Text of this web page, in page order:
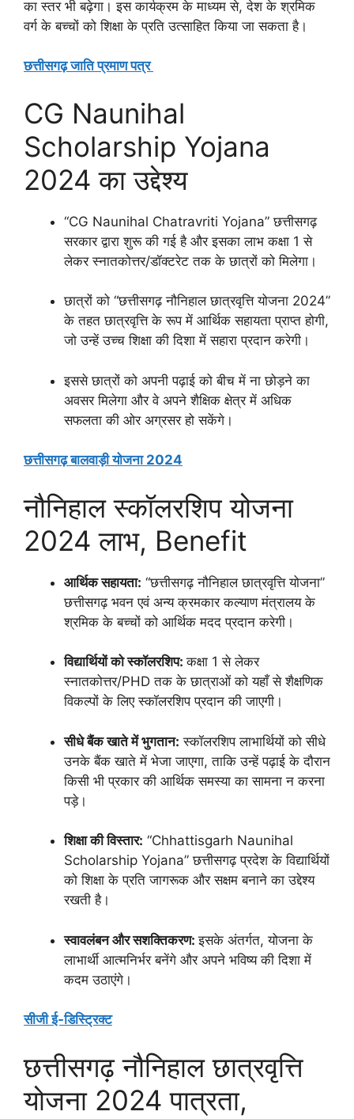
का स्तर भी बढ़ेगा। इस कार्यक्रम के माध्यम से, देश के श्रमिक
वर्ग के बच्चों को शिक्षा के प्रति उत्साहित किया जा सकता है।
छत्तीसगढ़ जाति प्रमाण पत्र
CG Naunihal
Scholarship Yojana
2024 का उद्देश्य
“CG Naunihal Chatravriti Yojana” छत्तीसगढ़
सरकार द्वारा शुरू की गई है और इसका लाभ कक्षा 1 से
लेकर स्नातकोत्तर/डॉक्टरेट तक के छात्रों को मिलेगा।
छात्रों को “छत्तीसगढ़ नौनिहाल छात्रवृत्ति योजना 2024”
के तहत छात्रवृत्ति के रूप में आर्थिक सहायता प्राप्त होगी,
जो उन्हें उच्च शिक्षा की दिशा में सहारा प्रदान करेगी।
इससे छात्रों को अपनी पढ़ाई को बीच में ना छोड़ने का
अवसर मिलेगा और वे अपने शैक्षिक क्षेत्र में अधिक
सफलता की ओर अग्रसर हो सकेंगे।
छत्तीसगढ़ बालवाड़ी योजना 2024
नौनिहाल स्कॉलरशिप योजना
2024 लाभ, Benefit
आर्थिक सहायता: “छत्तीसगढ़ नौनिहाल छात्रवृत्ति योजना”
छत्तीसगढ़ भवन एवं अन्य क्रमकार कल्याण मंत्रालय के
श्रमिक के बच्चों को आर्थिक मदद प्रदान करेगी।
विद्यार्थियों को स्कॉलरशिप:कक्षा 1 से लेकर
स्नातकोत्तर/PHD तक के छात्राओं को यहाँ से शैक्षणिक
विकल्पों के लिए स्कॉलरशिप प्रदान की जाएगी।
सीधे बैंक खाते में भुगतान: स्कॉलरशिप लाभार्थियों को सीधे
उनके बैंक खाते में भेजा जाएगा, ताकि उन्हें पढ़ाई के दौरान
किसी भी प्रकार की आर्थिक समस्या का सामना न करना
पड़े।
शिक्षा की विस्तार: “Chhattisgarh Naunihal
Scholarship Yojana” छत्तीसगढ़ प्रदेश के विद्यार्थियों
को शिक्षा के प्रति जागरूक और सक्षम बनाने का उद्देश्य
रखती है।
स्वावलंबन और सशक्तिकरण:इसके अंतर्गत, योजना के
लाभार्थी आत्मनिर्भर बनेंगे और अपने भविष्य की दिशा में
कदम उठाएंगे।
सीजी ई-डिस्ट्रिक्ट
छत्तीसगढ़ नौनिहाल छात्रवृत्ति
योजना 2024 पात्रता,